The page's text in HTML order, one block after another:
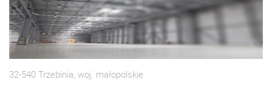
32-540 Trzebinia, woj. małopolskie